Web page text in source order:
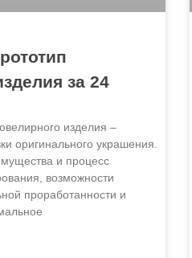
за 24
изделия –
оригинального украшения.
и процесс
возможности
проработанности и